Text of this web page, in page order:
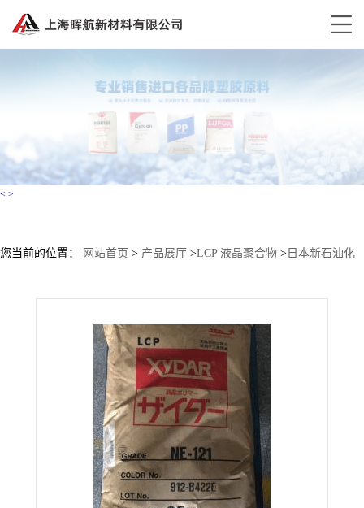
< >
您当前的位置： 网站首页 > 产品展厅 >LCP 液晶聚合物 > 日本新石油化